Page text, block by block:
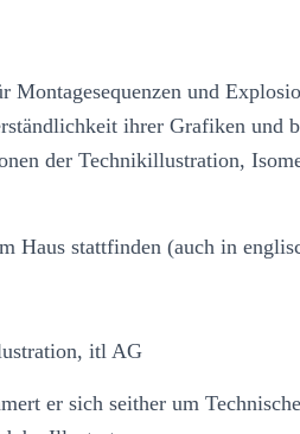
und
ihrer Grafiken und
der Technikillustration,
Haus stattfinden (auch in
itl AG
er sich seither um